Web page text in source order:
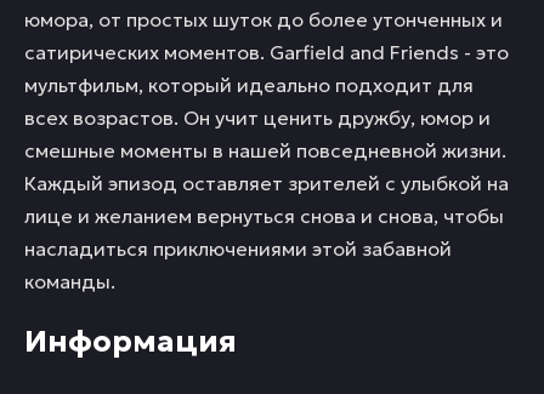
юмора, от простых шуток до более утонченных и
сатирических моментов. Garfield and Friends - это
мультфильм, который идеально подходит для
всех возрастов. Он учит ценить дружбу, юмор и
смешные моменты в нашей повседневной жизни.
Каждый эпизод оставляет зрителей с улыбкой на
лице и желанием вернуться снова и снова, чтобы
насладиться приключениями этой забавной
команды.
Информация